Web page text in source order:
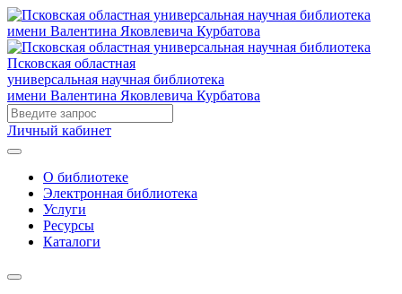
Псковская областная
универсальная научная библиотека
имени Валентина Яковлевича Курбатова
Личный кабинет
О библиотеке
Электронная библиотека
Услуги
Ресурсы
Каталоги